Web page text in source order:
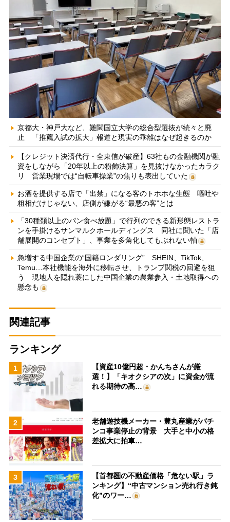
京都大・神戸大など、難関国立大学の総合型選抜が続々と廃
止 「推薦入試の拡大」報道と現実の乖離はなぜ起きるのか
【クレジット決済代行・全東信が破産】63社もの金融機関が融
資をしながら「20年以上の粉飾決算」を見抜けなかったカラク
リ 営業現場では“自転車操業”の焦りも表出していた
お酒を提供する店で「出禁」になる客のトホホな生態 嘔吐や
粗相だけじゃない、店側が嫌がる“最悪の客”とは
「30種類以上のパン食べ放題」で行列のできる新形態レストラ
ンを手掛けるサンマルクホールディングス 同社に聞いた「店
舗展開のコンセプト」、事業を多角化してもぶれない軸
急増する中国企業の“国籍ロンダリング” SHEIN、TikTok、
Temu…本社機能を海外に移転させ、トランプ関税の回避を狙
う 現地人を隠れ蓑にした中国企業の農業参入・土地取得への
懸念も
関連記事
ランキング
1
【資産10億円超・かんちさんが厳
選！】「キオクシアの次」に資金が流
れる期待の高…
2
老舗遊技機メーカー・豊丸産業がパチ
ンコ事業停止の背景 大手と中小の格
差拡大に拍車…
3
【首都圏の不動産価格「危ない駅」ラ
ンキング】“中古マンション売れ行き鈍
化”のワー…